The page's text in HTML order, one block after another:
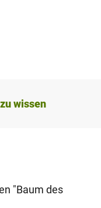
wissen
"Baum des